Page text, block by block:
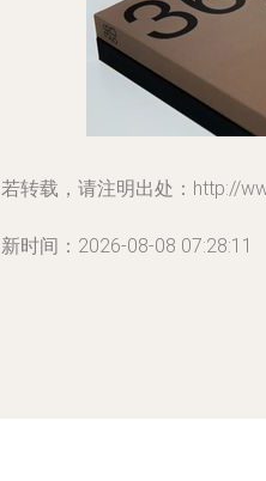
转载，请注明出处：http://
时间：2026-08-08 07:28:11